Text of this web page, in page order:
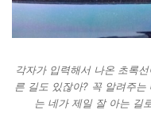
각자가 입력해서 나온 초록
른 길도 있잖아? 꼭 알려주
는 네가 제일 잘 아는 길